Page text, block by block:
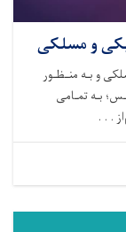
و مسلکی
و بـه منـظـور
بـه تمـامی
. . .